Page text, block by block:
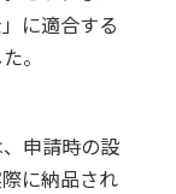
に適合する
。
申請時の設
に納品され